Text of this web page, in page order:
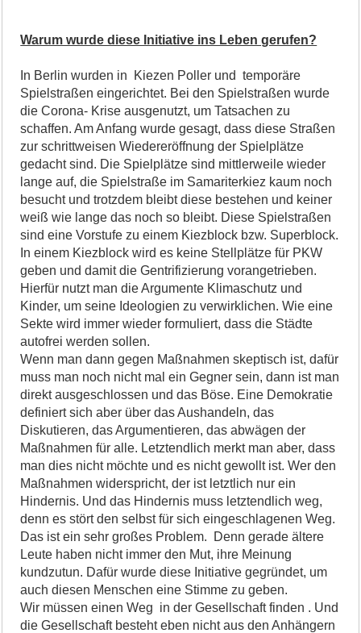
Warum wurde diese Initiative ins Leben gerufen?
In Berlin wurden in Kiezen Poller und temporäre
Spielstraßen eingerichtet. Bei den Spielstraßen wurde
die Corona- Krise ausgenutzt, um Tatsachen zu
schaffen. Am Anfang wurde gesagt, dass diese Straßen
zur schrittweisen Wiedereröffnung der Spielplätze
gedacht sind. Die Spielplätze sind mittlerweile wieder
lange auf, die Spielstraße im Samariterkiez kaum noch
besucht und trotzdem bleibt diese bestehen und keiner
weiß wie lange das noch so bleibt. Diese Spielstraßen
sind eine Vorstufe zu einem Kiezblock bzw. Superblock.
In einem Kiezblock wird es keine Stellplätze für PKW
geben und damit die Gentrifizierung vorangetrieben.
Hierfür nutzt man die Argumente Klimaschutz und
Kinder, um seine Ideologien zu verwirklichen. Wie eine
Sekte wird immer wieder formuliert, dass die Städte
autofrei werden sollen.
Wenn man dann gegen Maßnahmen skeptisch ist, dafür
muss man noch nicht mal ein Gegner sein, dann ist man
direkt ausgeschlossen und das Böse. Eine Demokratie
definiert sich aber über das Aushandeln, das
Diskutieren, das Argumentieren, das abwägen der
Maßnahmen für alle. Letztendlich merkt man aber, dass
man dies nicht möchte und es nicht gewollt ist. Wer den
Maßnahmen widerspricht, der ist letztlich nur ein
Hindernis. Und das Hindernis muss letztendlich weg,
denn es stört den selbst für sich eingeschlagenen Weg.
Das ist ein sehr großes Problem. Denn gerade ältere
Leute haben nicht immer den Mut, ihre Meinung
kundzutun. Dafür wurde diese Initiative gegründet, um
auch diesen Menschen eine Stimme zu geben.
Wir müssen einen Weg in der Gesellschaft finden . Und
die Gesellschaft besteht eben nicht aus den Anhängern